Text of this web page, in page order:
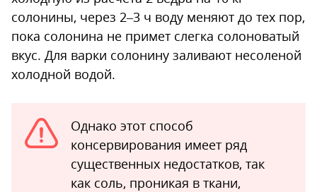
солонины, через 2–3 ч воду меняют до тех пор,
пока солонина не примет слегка солоноватый
вкус. Для варки солонину заливают несоленой
холодной водой.
Однако этот способ
консервирования имеет ряд
существенных недостатков, так
как соль, проникая в ткани,